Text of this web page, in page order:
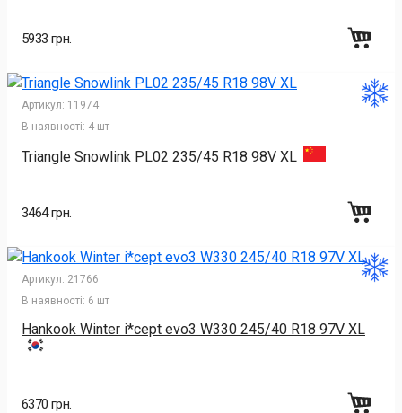
5933 грн.
Артикул: 11974
В наявності: 4 шт
Triangle Snowlink PL02 235/45 R18 98V XL
3464 грн.
Артикул: 21766
В наявності: 6 шт
Hankook Winter i*cept evo3 W330 245/40 R18 97V XL
6370 грн.